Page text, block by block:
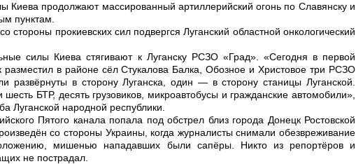
Киева продолжают массированный артиллерийский огонь по Славянску и
пунктам.
стороны прокиевских сил подвергся Луганский областной онкологический
силы Киева стягивают к Луганску РСЗО «Град». «Сегодня в первой
разместил в районе сёл Стукалова Балка, Обозное и Христовое три РСЗО
развёрнуты в сторону Луганска, один — в сторону станицы Луганской.
шесть БТР, десять грузовиков, микроавтобусы и гражданские автомобили»,
Луганской народной республики.
Пятого канала попала под обстрел близ города Донецк Ростовской
со стороны Украины, когда журналисты снимали обезвреживание
мишенью нападавших были сапёры. Никто из репортёров и
не пострадал.